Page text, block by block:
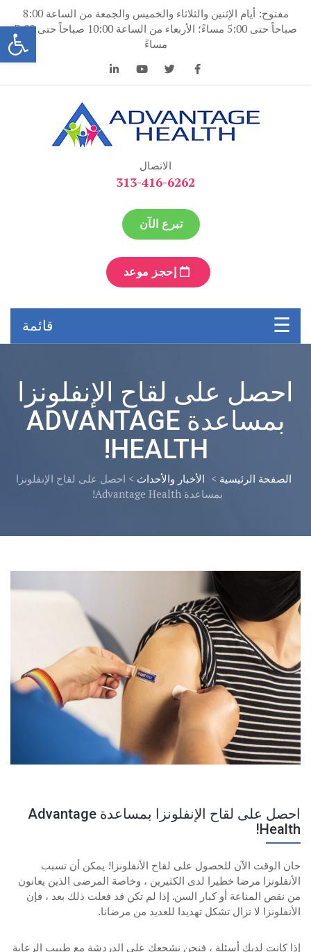
المحتوى
مفتوح: أيام الإثنين والثلاثاء والخميس والجمعة من الساعة 8:00
صباحاً حتى 5:00 مساءً؛ الأربعاء من الساعة 10:00 صباحاً حتى 7:00
مساءً
الاتصال
313-416-6262
تبرع الآن
إحجز موعد
قائمة
احصل على لقاح الإنفلونزا
بمساعدة ADVANTAGE
HEALTH!
الصفحة الرئيسية > الأخبار والأحداث > احصل على لقاح الإنفلونزا
بمساعدة Advantage Health!
احصل على لقاح الإنفلونزا بمساعدة Advantage
Health!
حان الوقت الآن للحصول على لقاح الأنفلونزا! يمكن أن تسبب
الأنفلونزا مرضا خطيرا لدى الكثيرين ، وخاصة المرضى الذين يعانون
من نقص المناعة أو كبار السن. إذا لم تكن قد فعلت ذلك بعد ، فإن
الأنفلونزا لا تزال تشكل تهديدا للعديد من مرضانا.
إذا كانت لديك أسئلة ، فنحن نشجعك على الدردشة مع طبيب الرعاية